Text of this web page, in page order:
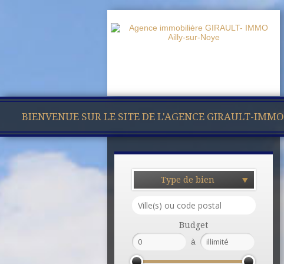
BIENVENUE SUR LE SITE DE L'AGENCE GIRAULT-IMMO
Type de bien
Budget
à